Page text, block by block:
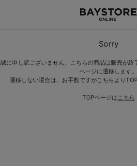
Sorry
誠に申し訳ございません。こちらの商品は販売が
ページに遷移します。
遷移しない場合は、お手数ですがこちらより
TOPページはこちら